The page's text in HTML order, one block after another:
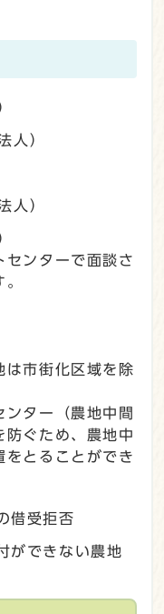
人）
人）
ンターで面談さ
は市街化区域を除
ンター（農地中間
防ぐため、農地中
をとることができ
借受拒否
ができない農地